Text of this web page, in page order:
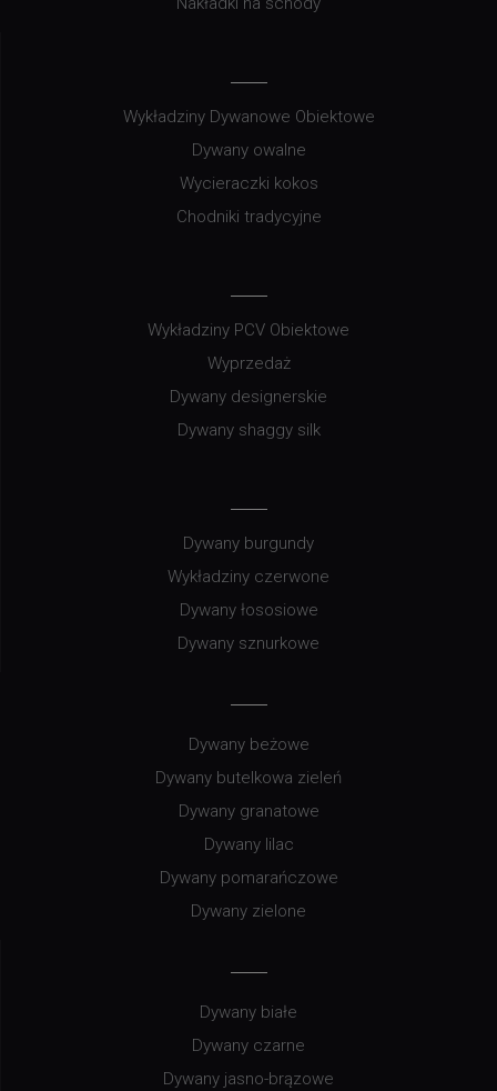
Wykładziny Dywanowe Obiektowe
Dywany owalne
Wycieraczki kokos
Chodniki tradycyjne
Wykładziny PCV Obiektowe
Wyprzedaż
Dywany designerskie
Dywany shaggy silk
Dywany burgundy
Wykładziny czerwone
Dywany łososiowe
Dywany sznurkowe
Dywany beżowe
Dywany butelkowa zieleń
Dywany granatowe
Dywany lilac
Dywany pomarańczowe
Dywany zielone
Dywany białe
Dywany czarne
Dywany jasno-brązowe